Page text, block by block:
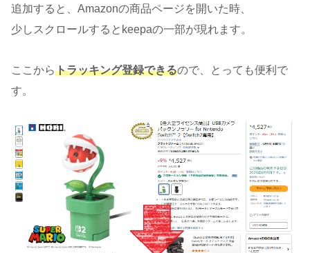
追加すると、Amazonの商品ページを開いた時、
少しスクロールするとkeepaの一部が現れます。
ここからトラッキング登録できるので、とっても便利で
す。